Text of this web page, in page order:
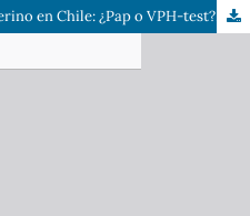
Tamizaje de c´ancer cervicouterino en Chile: ¿Pap o VPH-test?. Una revisión de literatura